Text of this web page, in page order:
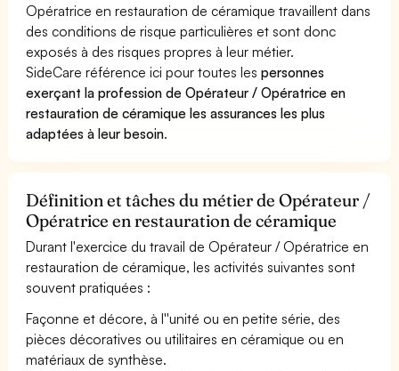
Opératrice en restauration de céramique travaillent dans
des conditions de risque particulières et sont donc
exposés à des risques propres à leur métier.
SideCare référence ici pour toutes lespersonnes
exerçant la profession de Opérateur / Opératrice en
restauration de céramique les assurances les plus
adaptées à leur besoin.
Définition et tâches du métier de Opérateur /
Opératrice en restauration de céramique
Durant l'exercice du travail de Opérateur / Opératrice en
restauration de céramique, les activités suivantes sont
souvent pratiquées :
Façonne et décore, à l''unité ou en petite série, des
pièces décoratives ou utilitaires en céramique ou en
matériaux de synthèse.